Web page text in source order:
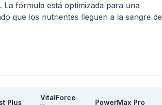
fórmula está optimizada para una
que los nutrientes lleguen a la sangre de
Plus
VitalForce
PowerMax Pro